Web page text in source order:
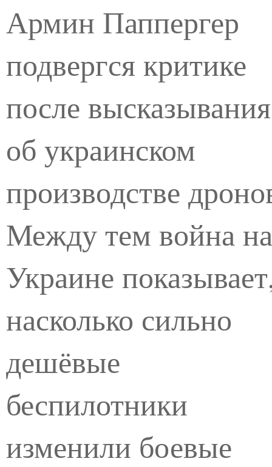
Армин Паппергер
подвергся критике
после высказывания
об украинском
производстве
Между тем война на
Украине
насколько сильно
дешёвые
беспилотники
изменили боевые